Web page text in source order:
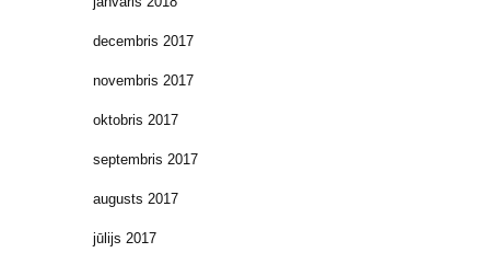
decembris 2017
novembris 2017
oktobris 2017
septembris 2017
augusts 2017
jūlijs 2017